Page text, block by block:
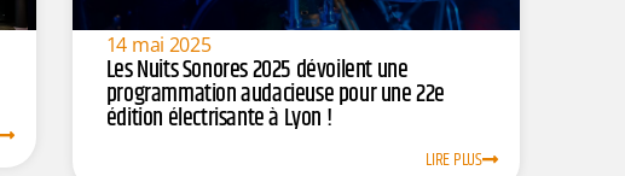
14 mai 2025
Les Nuits Sonores 2025 dévoilent une
programmation audacieuse pour une 22e
édition électrisante à Lyon !
LIRE PLUS